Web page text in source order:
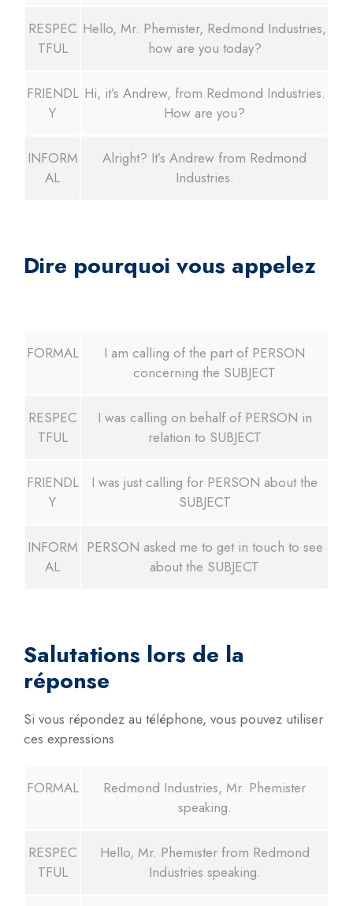
RESPEC
TFUL
Hello, Mr. Phemister, Redmond Industries,
how are you today?
FRIENDL
Y
Hi, it’s Andrew, from Redmond Industries.
How are you?
INFORM
AL
Alright? It’s Andrew from Redmond
Industries.
Dire pourquoi vous appelez
FORMAL
I am calling of the part of PERSON
concerning the SUBJECT
RESPEC
TFUL
I was calling on behalf of PERSON in
relation to SUBJECT
FRIENDL
Y
I was just calling for PERSON about the
SUBJECT
INFORM
AL
PERSON asked me to get in touch to see
about the SUBJECT
Salutations lors de la
réponse
Si vous répondez au téléphone, vous pouvez utiliser
ces expressions
FORMAL
Redmond Industries, Mr. Phemister
speaking.
RESPEC
TFUL
Hello, Mr. Phemister from Redmond
Industries speaking.